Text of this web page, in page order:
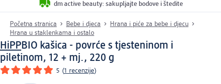
dm active beauty: sakupljajte bodove i štedite
Početna stranica Bebe i djeca
Hrana i piće za bebe i djecu
Hrana u staklenkama i ostalo
HiPPBIO kašica - povrće s tjesteninom i
piletinom, 12 + mj., 220 g
5 (1 recenzije)